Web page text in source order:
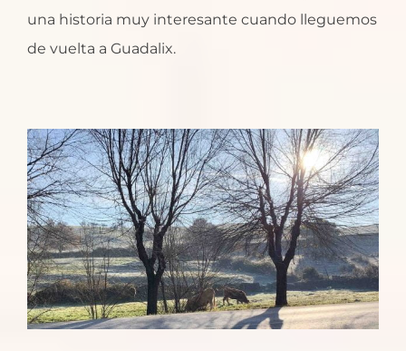
una historia muy interesante cuando lleguemos
de vuelta a Guadalix.